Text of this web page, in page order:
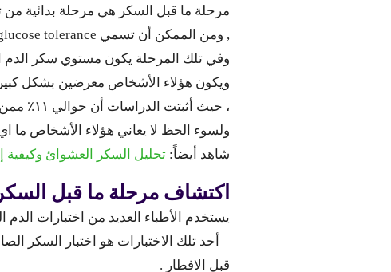
مرحلة ما قبل السكر هي مرحلة بدائية
, ومن الممكن أن تسمي impaired glucose tolerance أو اختلال في
وفي تلك المرحلة يكون مستوي سكر الدم
ويكون هؤلاء الأشخاص معرضين بشكل
، حيث أثبتت الدراسات أن حوالي ١١٪ ممن هم في مرحلة ما قبل السكر ثم يصابون بالمرض كل عام .
ولسوء الحظ لا يعاني هؤلاء الأشخاص ما
شاهد أيضاً: تحليل السكر العشوائ وكيفية
اكتشاف مرحلة ما قبل السكر prediabetes
يستخدم الأطباء العديد من اختبارات
– أحد تلك الاختبارات هو اختبار السكر
قبل الافطار .